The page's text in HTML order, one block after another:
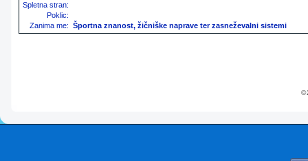
Spletna stran:
Poklic:
Zanima me: Športna znanost, žičniške naprave ter zasneževalni sistemi
©